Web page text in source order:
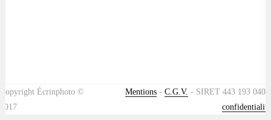
Copyright Écrinphoto ©
2017
Mentions - C.G.V. - SIRET 443 193 040 -
confidentialite